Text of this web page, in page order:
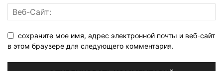
сохраните мое имя, адрес электронной почты и веб-сайт
в этом браузере для следующего комментария.